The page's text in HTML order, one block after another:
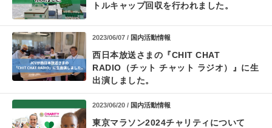
トルキャップ回収を行われました。
2023/06/07 / 国内活動情報
西日本放送さまの 『CHIT CHAT
RADIO（チット チャット ラジオ）』に生
出演しました。
2023/06/20 / 国内活動情報
東京マラソン2024チャリティについて​